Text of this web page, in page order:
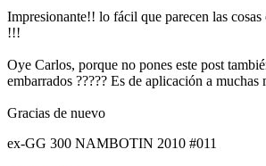
Impresionante!! lo fácil que parecen las
!!!
Oye Carlos, porque no pones este post
embarrados ????? Es de aplicación a muchas
Gracias de nuevo
ex-GG 300 NAMBOTIN 2010 #011